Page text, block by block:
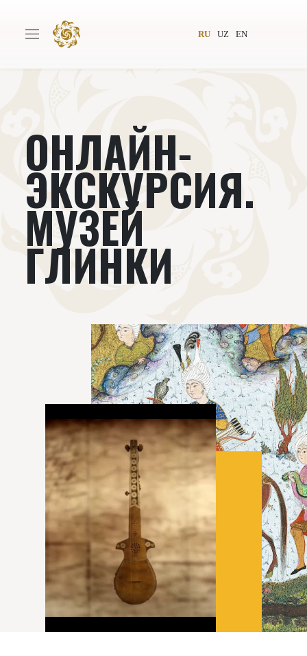
RU UZ EN
Всемирное общество
Издательство Новости
Проекты
Книги
ОНЛАЙН-
ЭКСКУРСИЯ.
МУЗЕЙ
ГЛИНКИ